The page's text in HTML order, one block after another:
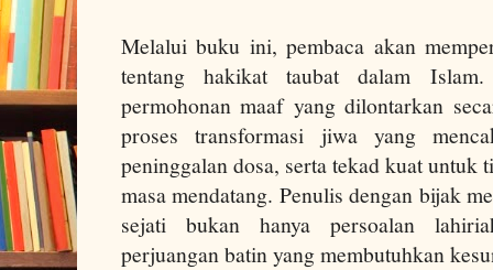
Melalui buku ini, pembaca akan
tentang hakikat taubat dalam
permohonan maaf yang dilontarkan
proses transformasi jiwa yang
peninggalan dosa, serta tekad kuat untuk
masa mendatang. Penulis dengan bijak
sejati bukan hanya persoalan
perjuangan batin yang membutuhkan